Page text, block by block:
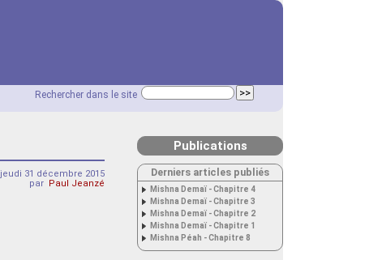
Rechercher dans le site
jeudi 31 décembre 2015
par Paul Jeanzé
Publications
Derniers articles publiés
Mishna Demaï - Chapitre 4
Mishna Demaï - Chapitre 3
Mishna Demaï - Chapitre 2
Mishna Demaï - Chapitre 1
Mishna Péah - Chapitre 8